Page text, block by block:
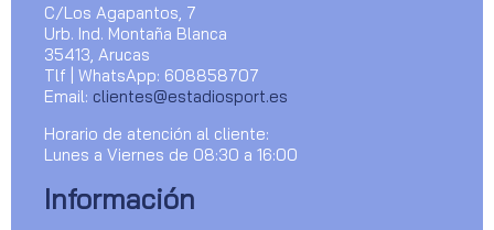
C/Los Agapantos, 7
Urb. Ind. Montaña Blanca
35413, Arucas
Tlf | WhatsApp: 608858707
Email: clientes@estadiosport.es
Horario de atención al cliente:
Lunes a Viernes de 08:30 a 16:00
Información